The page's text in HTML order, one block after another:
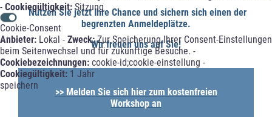
- Cookiegültigkeit:Sitzung
Cookie-Consent
Anbieter: Lokal - Zweck:Zur Speicherung Ihrer Consent-Einstellungen
beim Seitenwechsel und für zukünftige Besuche. -
Cookiebezeichnungen: cookie-id;cookie-einstellung -
Cookiegültigkeit: 1 Jahr
speichern
Nutzen Sie jetzt Ihre Chance und sichern sich einen der
begrenzten Anmeldeplätze.
Wir freuen uns auf Sie!
>> Melden Sie sich hier zum kostenfreien
Workshop an